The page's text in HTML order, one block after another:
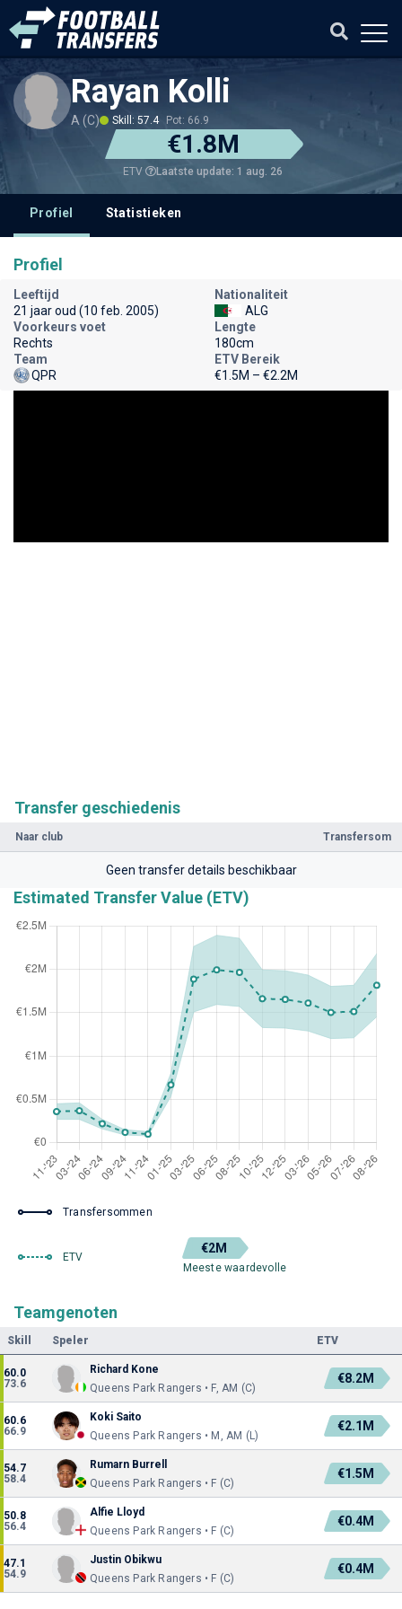
Rayan Kolli
A (C) Skill: 57.4 Pot: 66.9
€1.8M
ETV Laatste update: 1 aug. 26
Profiel Statistieken
Transfer geschiedenis
Naar club Transfersom
Geen transfer details beschikbaar
Estimated Transfer Value (ETV)
Transfersommen
ETV
€2M
Meeste waardevolle
Teamgenoten
Skill Speler ETV
60.0
73.6
Richard Kone
Queens Park Rangers • F, AM (C)
€8.2M
60.6
66.9
Koki Saito
Queens Park Rangers • M, AM (L)
€2.1M
54.7
58.4
Rumarn Burrell
Queens Park Rangers • F (C)
€1.5M
50.8
56.4
Alfie Lloyd
Queens Park Rangers • F (C)
€0.4M
47.1
54.9
Justin Obikwu
Queens Park Rangers • F (C)
€0.4M
Profiel
Leeftijd
21 jaar oud (10 feb. 2005)
Nationaliteit
ALG
Voorkeurs voet
Rechts
Lengte
180cm
Team
QPR
ETV Bereik
€1.5M – €2.2M